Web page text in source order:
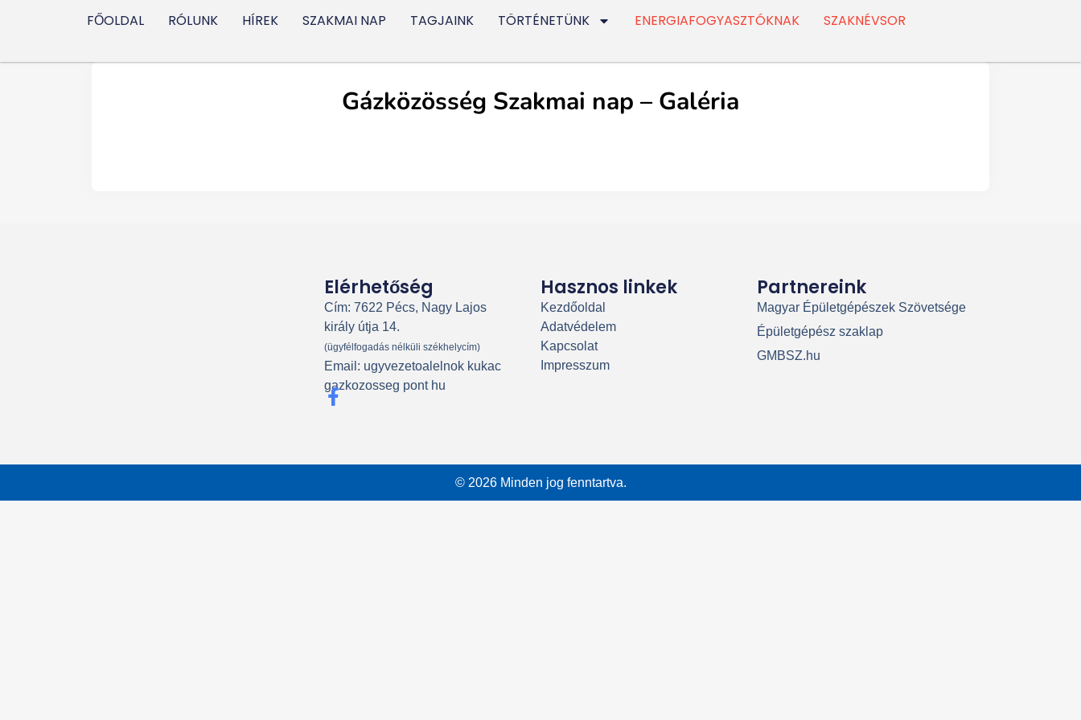
FŐOLDAL RÓLUNK HÍREK SZAKMAI NAP TAGJAINK TÖRTÉNETÜNK ENERGIAFOGYASZTÓKNAK SZAKNÉVSOR
Gázközösség Szakmai nap – Galéria
Elérhetőség
Cím: 7622 Pécs, Nagy Lajos
király útja 14.
(ügyfélfogadás nélküli székhelycím)
Email: ugyvezetoalelnok kukac
gazkozosseg pont hu
Hasznos linkek
Kezdőoldal
Adatvédelem
Kapcsolat
Impresszum
Partnereink
Magyar Épületgépészek Szövetsége
Épületgépész szaklap
GMBSZ.hu
© 2026 Minden jog fenntartva.